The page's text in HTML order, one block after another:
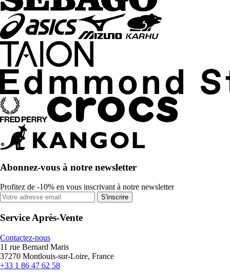
Abonnez-vous à notre newsletter
Profitez de -10% en vous inscrivant à notre newsletter
S'inscrire
Service Après-Vente
Contactez-nous
11 rue Bernard Maris
37270 Montlouis-sur-Loire, France
+33 1 86 47 62 58